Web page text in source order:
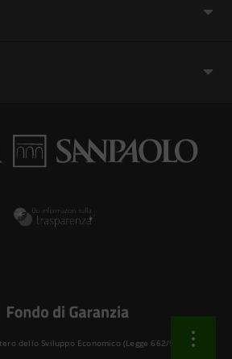
dello Sviluppo Economico (Legge 662/96 )